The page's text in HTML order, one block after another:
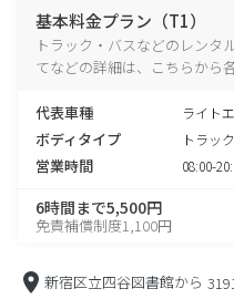
基本料金プラン（T1）
トラック・バスなどのレンタ
てなどの詳細は、こちらから
代表車種 ライト
ボディタイプ トラッ
営業時間 08:00-
6時間まで5,500円
免責補償制度1,100円
新宿区立四谷図書館から